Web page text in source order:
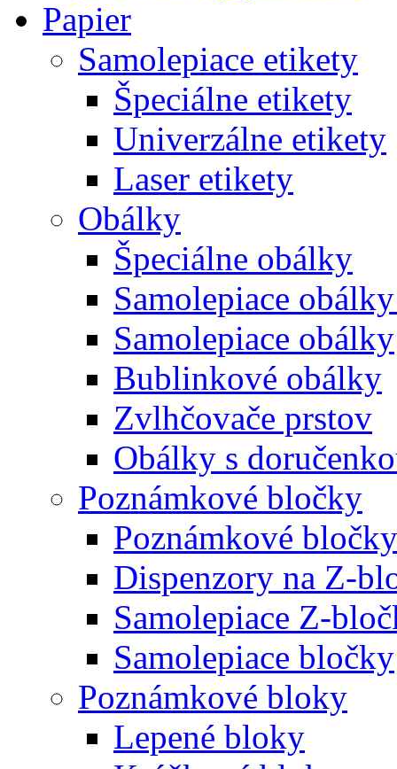
Papier
Samolepiace etikety
Špeciálne etikety
Univerzálne etikety
Laser etikety
Obálky
Špeciálne obálky
Samolepiace
Samolepiace obálky
Bublinkové obálky
Zvlhčovače prstov
Obálky s
Poznámkové bločky
Poznámkové
Dispenzory na Z-
Samolepiace Z-
Samolepiace bločky
Poznámkové bloky
Lepené bloky